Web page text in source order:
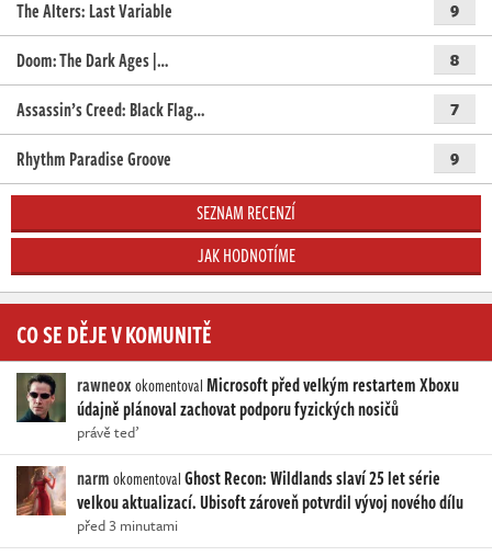
The Alters: Last Variable 9
Doom: The Dark Ages |… 8
Assassin’s Creed: Black Flag… 7
Rhythm Paradise Groove 9
SEZNAM RECENZÍ
JAK HODNOTÍME
CO SE DĚJE V KOMUNITĚ
rawneoxokomentovalMicrosoft před velkým restartem Xboxu
údajně plánoval zachovat podporu fyzických nosičů
právě teď
narmokomentovalGhost Recon: Wildlands slaví 25 let série
velkou aktualizací. Ubisoft zároveň potvrdil vývoj nového dílu
před 3 minutami